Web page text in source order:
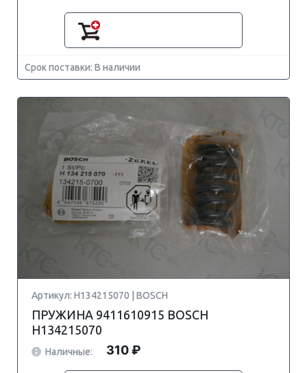
Срок поставки: В наличии
Артикул: H134215070 | BOSCH
ПРУЖИНА 9411610915 BOSCH
H134215070
Наличные: 310 ₽